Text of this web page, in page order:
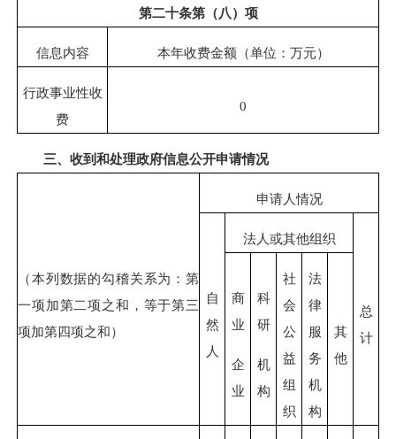
第二十条第（八）项
信息内容 本年收费金额（单位：万元）
行政事业性收
费
0
三、收到和处理政府信息公开申请情况
（本列数据的勾稽关系为：第
一项加第二项之和，等于第三
项加第四项之和）
申请人情况
自
然
人
法人或其他组织
总
计
商
业
企
业
科
研
机
构
社
会
公
益
组
织
法
律
服
务
机
构
其
他